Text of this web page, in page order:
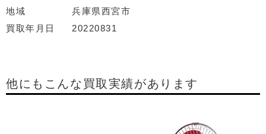
地域
兵庫県西宮市
買取年月日
20220831
他にもこんな買取実績があります